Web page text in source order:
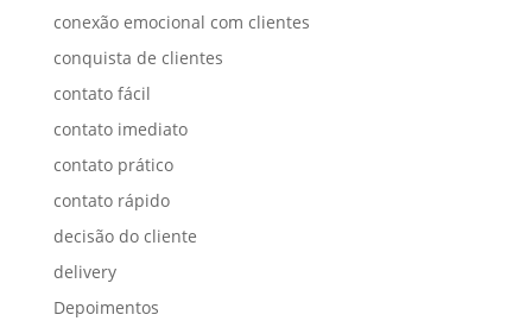
conexão emocional com clientes
conquista de clientes
contato fácil
contato imediato
contato prático
contato rápido
decisão do cliente
delivery
Depoimentos